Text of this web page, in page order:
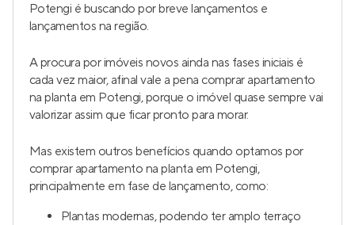
Potengi é buscando por breve lançamentos e
lançamentos na região.
A procura por imóveis novos ainda nas fases iniciais é
cada vez maior, afinal vale a pena comprar apartamento
na planta em Potengi, porque o imóvel quase sempre vai
valorizar assim que ficar pronto para morar.
Mas existem outros benefícios quando optamos por
comprar apartamento na planta em Potengi,
principalmente em fase de lançamento, como:
Plantas modernas, podendo ter amplo terraço